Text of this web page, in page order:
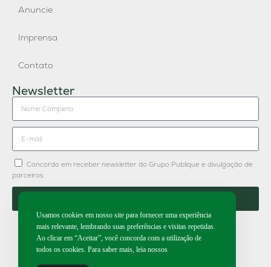
Anuncie
Imprensa
Contato
Newsletter
Concordo em receber newsletter do Grupo Publique e divulgação de
parceiros.
Usamos cookies em nosso site para fornecer uma experiência
mais relevante, lembrando suas preferências e visitas repetidas.
Ao clicar em “Aceitar”, você concorda com a utilização de
todos os cookies. Para saber mais, leia nossos